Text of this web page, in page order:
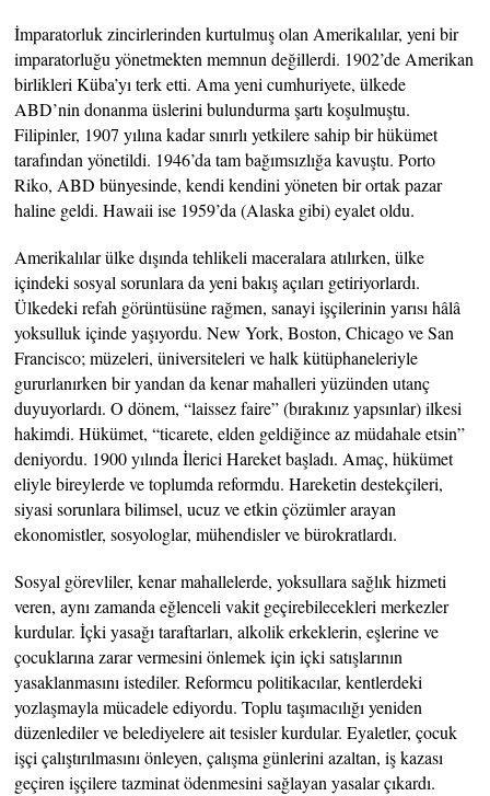
İmparatorluk zincirlerinden kurtulmuş olan Amerikalılar, yeni bir
imparatorluğu yönetmekten memnun değillerdi. 1902’de Amerikan
birlikleri Küba’yı terk etti. Ama yeni cumhuriyete, ülkede
ABD’nin donanma üslerini bulundurma şartı koşulmuştu.
Filipinler, 1907 yılına kadar sınırlı yetkilere sahip bir hükümet
tarafından yönetildi. 1946’da tam bağımsızlığa kavuştu. Porto
Riko, ABD bünyesinde, kendi kendini yöneten bir ortak pazar
haline geldi. Hawaii ise 1959’da (Alaska gibi) eyalet oldu.
Amerikalılar ülke dışında tehlikeli maceralara atılırken, ülke
içindeki sosyal sorunlara da yeni bakış açıları getiriyorlardı.
Ülkedeki refah görüntüsüne rağmen, sanayi işçilerinin yarısı hâlâ
yoksulluk içinde yaşıyordu. New York, Boston, Chicago ve San
Francisco; müzeleri, üniversiteleri ve halk kütüphaneleriyle
gururlanırken bir yandan da kenar mahalleri yüzünden utanç
duyuyorlardı. O dönem, “laissez faire” (bırakınız yapsınlar) ilkesi
hakimdi. Hükümet, “ticarete, elden geldiğince az müdahale etsin”
deniyordu. 1900 yılında İlerici Hareket başladı. Amaç, hükümet
eliyle bireylerde ve toplumda reformdu. Hareketin destekçileri,
siyasi sorunlara bilimsel, ucuz ve etkin çözümler arayan
ekonomistler, sosyologlar, mühendisler ve bürokratlardı.
Sosyal görevliler, kenar mahallelerde, yoksullara sağlık hizmeti
veren, aynı zamanda eğlenceli vakit geçirebilecekleri merkezler
kurdular. İçki yasağı taraftarları, alkolik erkeklerin, eşlerine ve
çocuklarına zarar vermesini önlemek için içki satışlarının
yasaklanmasını istediler. Reformcu politikacılar, kentlerdeki
yozlaşmayla mücadele ediyordu. Toplu taşımacılığı yeniden
düzenlediler ve belediyelere ait tesisler kurdular. Eyaletler, çocuk
işçi çalıştırılmasını önleyen, çalışma günlerini azaltan, iş kazası
geçiren işçilere tazminat ödenmesini sağlayan yasalar çıkardı.